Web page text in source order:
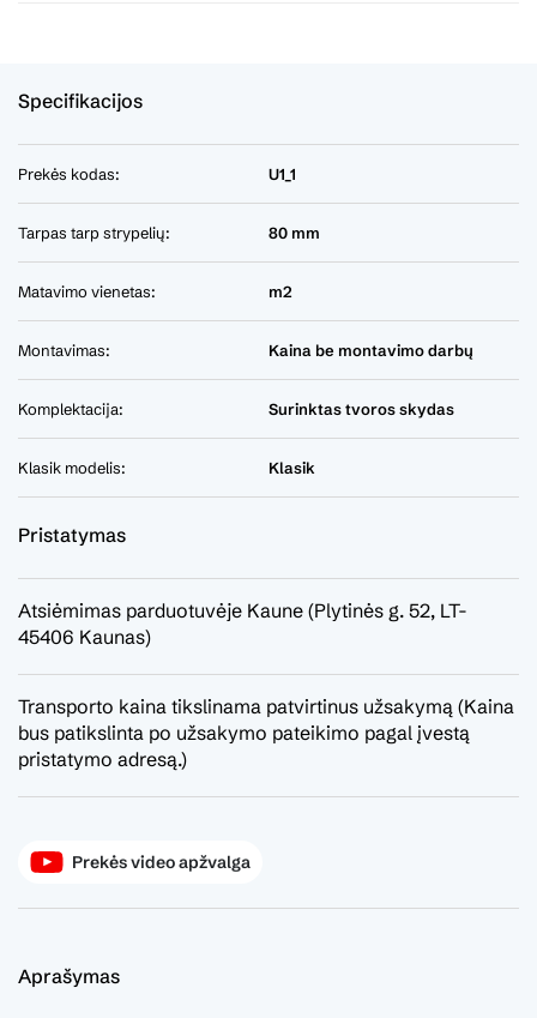
Aprašymas
Specifikacijos
Prekės kodas: U1_1
Tarpas tarp strypelių: 80 mm
Matavimo vienetas: m2
Montavimas: Kaina be montavimo darbų
Komplektacija: Surinktas tvoros skydas
Klasik modelis: Klasik
Pristatymas
Atsiėmimas parduotuvėje Kaune (Plytinės g. 52, LT-
45406 Kaunas)
Transporto kaina tikslinama patvirtinus užsakymą (Kaina
bus patikslinta po užsakymo pateikimo pagal įvestą
pristatymo adresą.)
Prekės video apžvalga